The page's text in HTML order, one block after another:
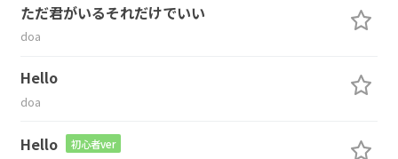
ただ君がいるそれだけでいい
doa
Hello
doa
Hello 初心者ver